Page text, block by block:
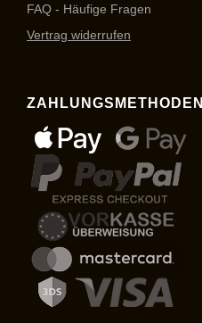
FAQ - Häufige Fragen
Vertrag widerrufen
ZAHLUNGSMETHODEN